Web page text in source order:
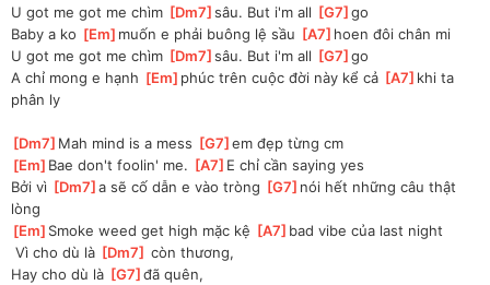
U got me got me chìm [Dm7 ]
sâu. But i'm all [G7 ]
go
Baby a ko [Em ]muốn e phải buông lệ sầu [A7 ]hoen đôi chân mi
U got me got me chìm [Dm7 ]
sâu. But i'm all [G7 ]
go
A chỉ mong e hạnh [Em ]phúc trên cuộc đời này kể cả [A7 ]khi ta
phân ly
[Dm7 ]Mah mind is a mess [G7 ]
em đẹp từng cm
[Em ]Bae don't foolin' me. [A7 ]E chỉ cần saying yes
Bởi vì [Dm7 ]
a sẽ cố dẫn e vào tròng [G7 ]nói hết những câu thật
lòng
[Em ]Smoke weed get high mặc kệ [A7 ]bad vibe của last night
Vì cho dù là [Dm7 ] còn thương,
Hay cho dù là [G7 ]
đã quên,